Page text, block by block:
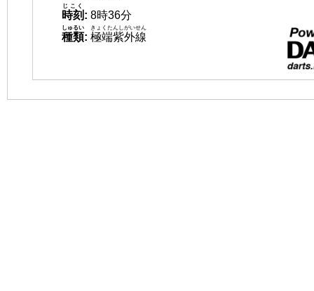
時刻
じこく
: 8時36分
種類
しゅるい
: 極端紫外線
きょくたんしがいせん